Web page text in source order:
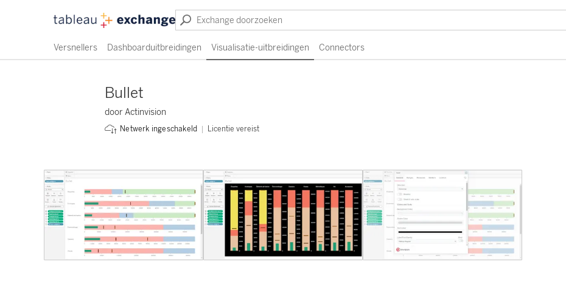
Versnellers Dashboarduitbreidingen Visualisatie-uitbreidingen Connectors
Bullet
door Actinvision
Netwerk ingeschakeld Licentie vereist